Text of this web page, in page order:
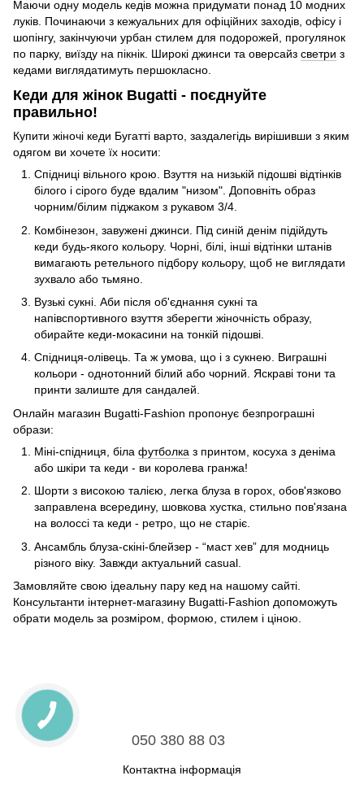
Маючи одну модель кедів можна придумати понад 10 модних
луків. Починаючи з кежуальних для офіційних заходів, офісу і
шопінгу, закінчуючи урбан стилем для подорожей, прогулянок
по парку, виїзду на пікнік. Широкі джинси та оверсайз светри з
кедами виглядатимуть першокласно.
Кеди для жінок Bugatti - поєднуйте
правильно!
Купити жіночі кеди Бугатті варто, заздалегідь вирішивши з яким
одягом ви хочете їх носити:
Спідниці вільного крою. Взуття на низькій підошві відтінків
білого і сірого буде вдалим "низом". Доповніть образ
чорним/білим піджаком з рукавом 3/4.
Комбінезон, завужені джинси. Під синій денім підійдуть
кеди будь-якого кольору. Чорні, білі, інші відтінки штанів
вимагають ретельного підбору кольору, щоб не виглядати
зухвало або тьмяно.
Вузькі сукні. Аби після об'єднання сукні та
напівспортивного взуття зберегти жіночність образу,
обирайте кеди-мокасини на тонкій підошві.
Спідниця-олівець. Та ж умова, що і з сукнею. Виграшні
кольори - однотонний білий або чорний. Яскраві тони та
принти залиште для сандалей.
Онлайн магазин Bugatti-Fashion пропонує безпрограшні
образи:
Міні-спідниця, біла футболка з принтом, косуха з деніма
або шкіри та кеди - ви королева гранжа!
Шорти з високою талією, легка блуза в горох, обов'язково
заправлена всередину, шовкова хустка, стильно пов'язана
на волоссі та кеди - ретро, що не старіє.
Ансамбль блуза-скіні-блейзер - “маст хев” для модниць
різного віку. Завжди актуальний casual.
Замовляйте свою ідеальну пару кед на нашому сайті.
Консультанти інтернет-магазину Bugatti-Fashion допоможуть
обрати модель за розміром, формою, стилем і ціною.
050 380 88 03
Контактна інформація